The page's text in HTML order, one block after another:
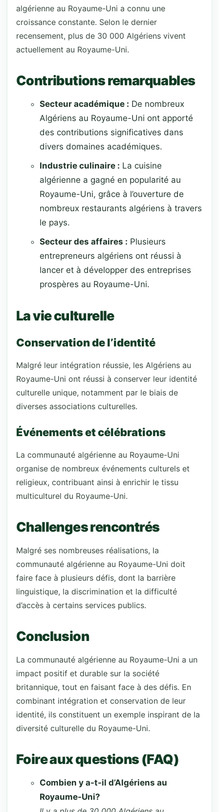
algérienne au Royaume-Uni a connu une
croissance constante. Selon le dernier
recensement, plus de 30 000 Algériens vivent
actuellement au Royaume-Uni.
Contributions remarquables
Secteur académique : De nombreux
Algériens au Royaume-Uni ont apporté
des contributions significatives dans
divers domaines académiques.
Industrie culinaire : La cuisine
algérienne a gagné en popularité au
Royaume-Uni, grâce à l’ouverture de
nombreux restaurants algériens à travers
le pays.
Secteur des affaires : Plusieurs
entrepreneurs algériens ont réussi à
lancer et à développer des entreprises
prospères au Royaume-Uni.
La vie culturelle
Conservation de l’identité
Malgré leur intégration réussie, les Algériens au
Royaume-Uni ont réussi à conserver leur identité
culturelle unique, notamment par le biais de
diverses associations culturelles.
Événements et célébrations
La communauté algérienne au Royaume-Uni
organise de nombreux événements culturels et
religieux, contribuant ainsi à enrichir le tissu
multiculturel du Royaume-Uni.
Challenges rencontrés
Malgré ses nombreuses réalisations, la
communauté algérienne au Royaume-Uni doit
faire face à plusieurs défis, dont la barrière
linguistique, la discrimination et la difficulté
d’accès à certains services publics.
Conclusion
La communauté algérienne au Royaume-Uni a un
impact positif et durable sur la société
britannique, tout en faisant face à des défis. En
combinant intégration et conservation de leur
identité, ils constituent un exemple inspirant de la
diversité culturelle du Royaume-Uni.
Foire aux questions (FAQ)
Combien y a-t-il d’Algériens au
Royaume-Uni?